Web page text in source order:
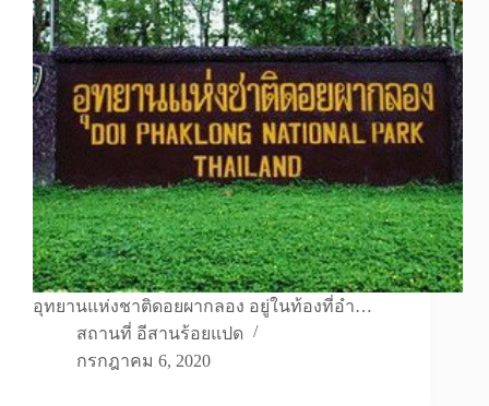
อุทยานแห่งชาติดอยผากลอง อยู่ในท้องที่อำ…
สถานที่ อีสานร้อยแปด
กรกฎาคม 6, 2020